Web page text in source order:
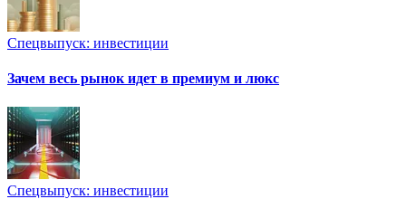
Спецвыпуск: инвестиции
Зачем весь рынок идет в премиум и люкс
Спецвыпуск: инвестиции